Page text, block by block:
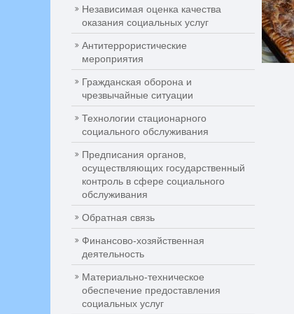
Независимая оценка качества
оказания социальных услуг
Антитеррористические
мероприятия
Гражданская оборона и
чрезвычайные ситуации
Технологии стационарного
социального обслуживания
Предписания органов,
осуществляющих государственный
контроль в сфере социального
обслуживания
Обратная связь
Финансово-хозяйственная
деятельность
Материально-техническое
обеспечение предоставления
социальных услуг